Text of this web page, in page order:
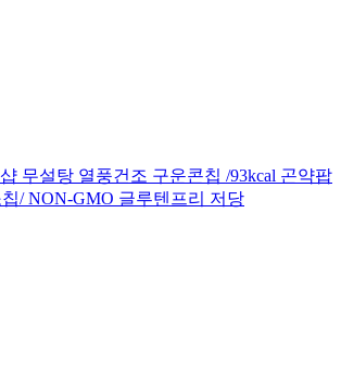
무설탕 열풍건조 구운콘칩 /93kcal 곤약팝
/ NON-GMO 글루텐프리 저당